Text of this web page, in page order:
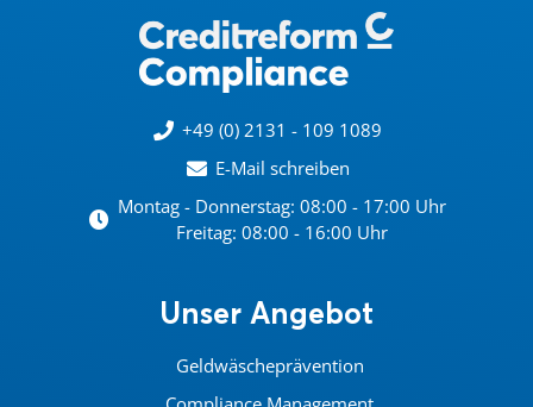
+49 (0) 2131 - 109 1089
E-Mail schreiben
Montag - Donnerstag: 08:00 - 17:00 Uhr
Freitag: 08:00 - 16:00 Uhr
Unser Angebot
Geldwäscheprävention